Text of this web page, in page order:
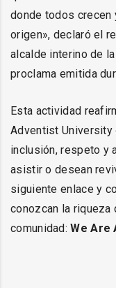
donde todos crecen
origen», declaró el
alcalde interino de
proclama emitida
Esta actividad
Adventist University
inclusión, respeto y
asistir o desean
siguiente enlace y
conozcan la riqueza
comunidad:We Are